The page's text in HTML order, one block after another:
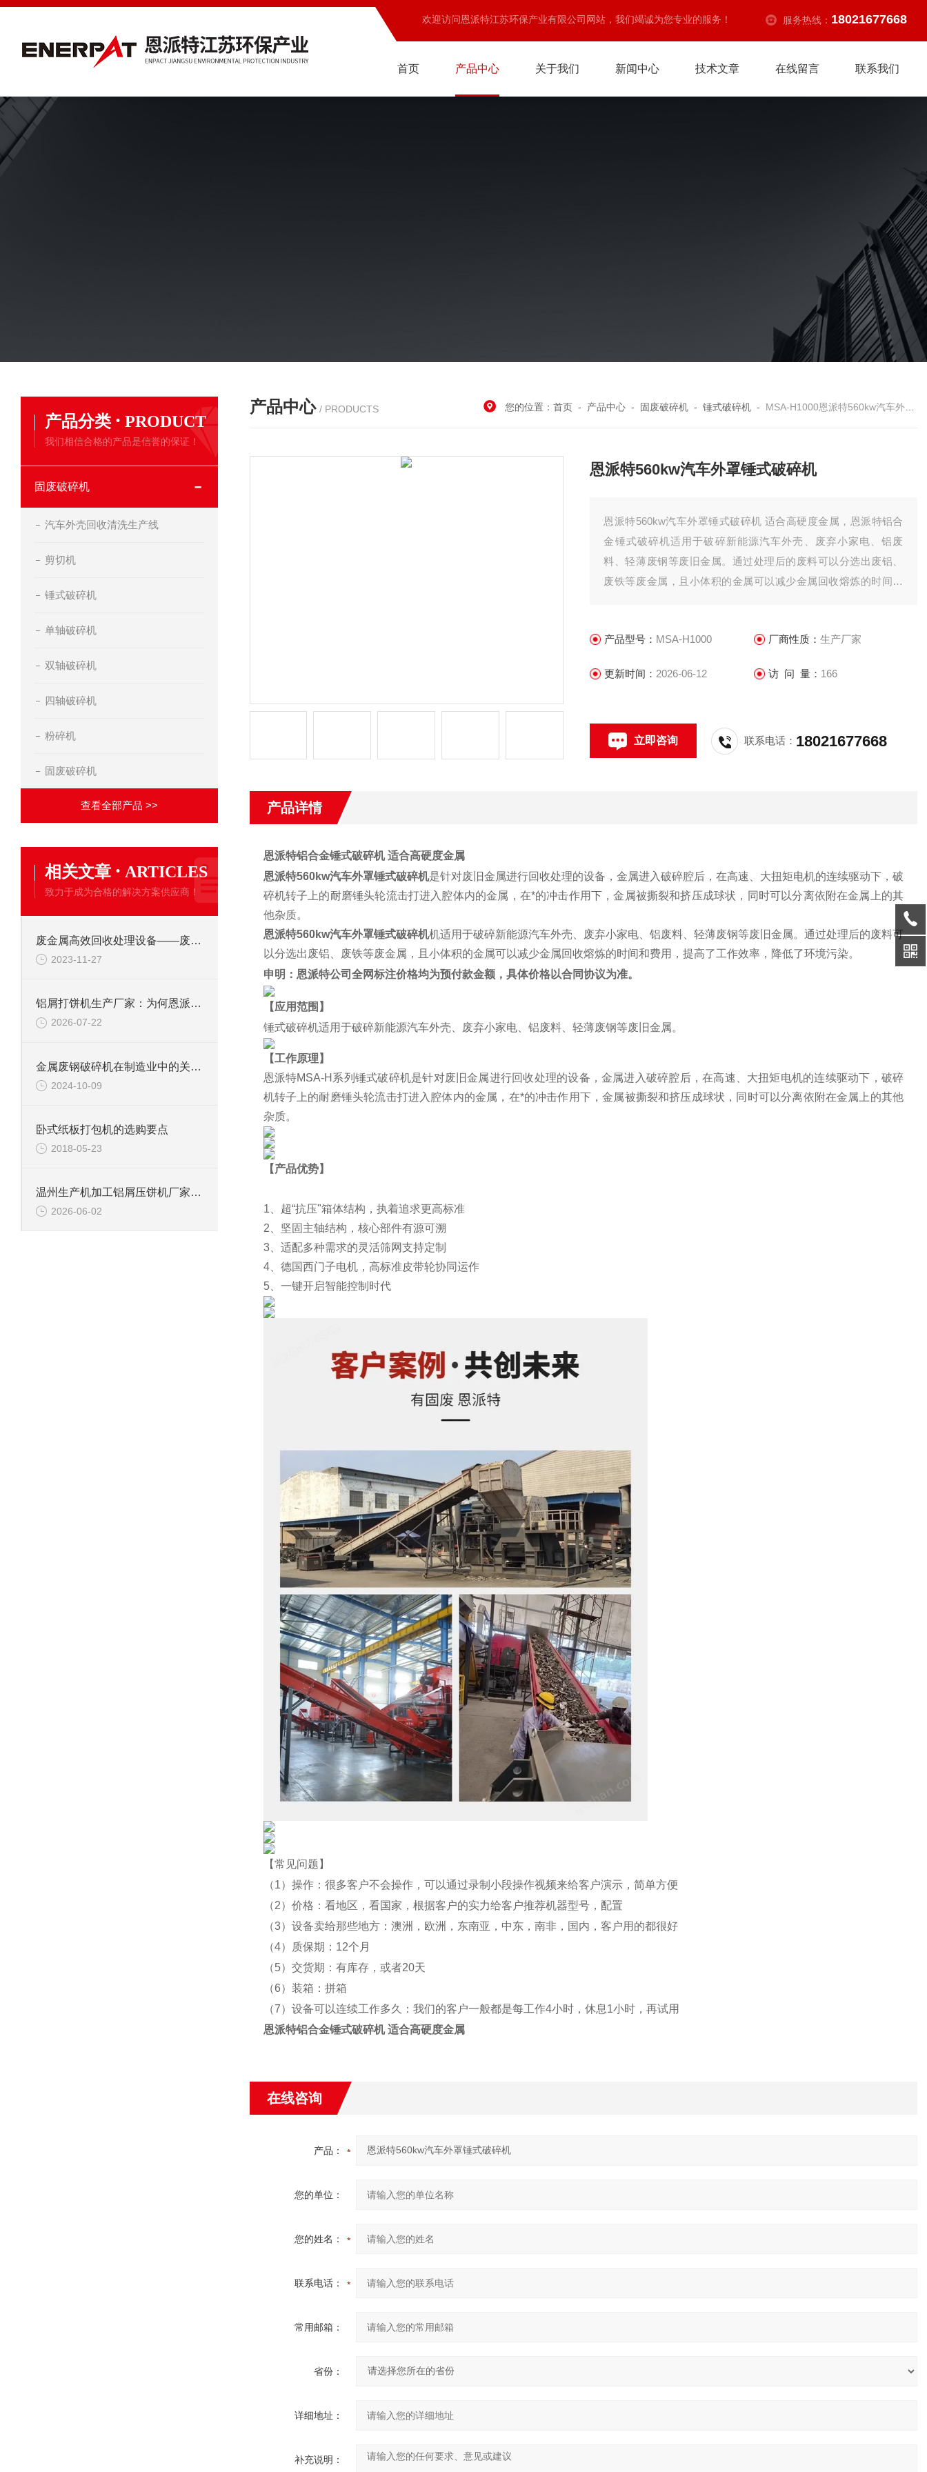
欢迎访问恩派特江苏环保产业有限公司网站，我们竭诚为您专业的服务！ 服务热线： 18021677668
首页 产品中心 关于我们 新闻中心 技术文章 在线留言 联系我们
产品分类 · PRODUCT
我们相信合格的产品是信誉的保证！
固废破碎机
汽车外壳回收清洗生产线
剪切机
锤式破碎机
单轴破碎机
双轴破碎机
四轴破碎机
粉碎机
固废破碎机
查看全部产品 >>
相关文章 · ARTICLES
致力于成为合格的解决方案供应商！
废金属高效回收处理设备——废钢边角料锤式撕碎机
2023-11-27
铝屑打饼机生产厂家：为何恩派特成为行业优选？
2026-07-22
金属废钢破碎机在制造业中的关键角色
2024-10-09
卧式纸板打包机的选购要点
2018-05-23
温州生产机加工铝屑压饼机厂家推荐：为什么恩派特是更明智的选择？
2026-06-02
产品中心 / PRODUCTS 您的位置：首页 - 产品中心 - 固废破碎机 -锤式破碎机 - MSA-H1000恩派特560kw汽车外罩锤式破碎机
恩派特560kw汽车外罩锤式破碎机
恩派特560kw汽车外罩锤式破碎机 适合高硬度金属，恩派特铝合
金锤式破碎机适用于破碎新能源汽车外壳、废弃小家电、铝废
料、轻薄废钢等废旧金属。通过处理后的废料可以分选出废铝、
废铁等废金属，且小体积的金属可以减少金属回收熔炼的时间和
产品型号： MSA-H1000 厂商性质： 生产厂家
更新时间： 2026-06-12 访 问 量： 166
立即咨询 联系电话： 18021677668
产品详情
恩派特铝合金锤式破碎机 适合高硬度金属
恩派特560kw汽车外罩锤式破碎机是针对废旧金属进行回收处理的设备，金属进入破碎腔后，在高速、大扭矩电机的连续驱动下，破
碎机转子上的耐磨锤头轮流击打进入腔体内的金属，在*的冲击作用下，金属被撕裂和挤压成球状，同时可以分离依附在金属上的其
他杂质。
恩派特560kw汽车外罩锤式破碎机机适用于破碎新能源汽车外壳、废弃小家电、铝废料、轻薄废钢等废旧金属。通过处理后的废料可
以分选出废铝、废铁等废金属，且小体积的金属可以减少金属回收熔炼的时间和费用，提高了工作效率，降低了环境污染。
申明：恩派特公司全网标注价格均为预付款金额，具体价格以合同协议为准。
【应用范围】
锤式破碎机适用于破碎新能源汽车外壳、废弃小家电、铝废料、轻薄废钢等废旧金属。
【工作原理】
恩派特MSA-H系列锤式破碎机是针对废旧金属进行回收处理的设备，金属进入破碎腔后，在高速、大扭矩电机的连续驱动下，破碎
机转子上的耐磨锤头轮流击打进入腔体内的金属，在*的冲击作用下，金属被撕裂和挤压成球状，同时可以分离依附在金属上的其他
杂质。
【产品优势】
1、超“抗压"箱体结构，执着追求更高标准
2、 坚固 主轴结构，核心部件有源可溯
3、适配多种需求的灵活筛网支持定制
4、德国西门子电机，高标准皮带轮协同运作
5、一键开启智能控制时代
【常见问题】
（1）操作：很多客户不会操作，可以通过录制小段操作视频来给客户演示，简单方便
（2）价格：看地区，看国家，根据客户的实力给客户推荐机器型号，配置
（3）设备卖给那些地方：澳洲，欧洲，东南亚，中东，南非，国内，客户用的都很好
（4）质保期：12个月
（5）交货期：有库存，或者20天
（6）装箱：拼箱
（7）设备可以连续工作多久：我们的客户一般都是每工作4小时，休息1小时，再试用
恩派特铝合金锤式破碎机 适合高硬度金属
在线咨询
产品：
您的单位：
您的姓名：
联系电话：
常用邮箱：
省份：
详细地址：
补充说明：